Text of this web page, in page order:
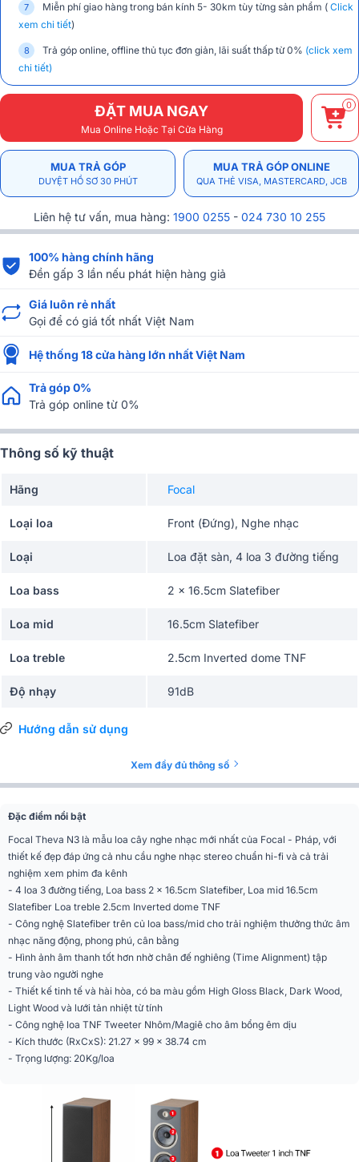
Miễn phí giao hàng trong bán kính 5- 30km tùy từng sản phẩm ( Click
xem chi tiết)
Trả góp online, offline thủ tục đơn giản, lãi suất thấp từ 0% (click xem
chi tiết)
ĐẶT MUA NGAY
Mua Online Hoặc Tại Cửa Hàng
0
MUA TRẢ GÓP
DUYỆT HỒ SƠ 30 PHÚT
MUA TRẢ GÓP ONLINE
QUA THẺ VISA, MASTERCARD, JCB
Liên hệ tư vấn, mua hàng: 1900 0255 - 024 730 10 255
100% hàng chính hãng
Đền gấp 3 lần nếu phát hiện hàng giả
Giá luôn rẻ nhất
Gọi để có giá tốt nhất Việt Nam
Hệ thống 18 cửa hàng lớn nhất Việt Nam
Trả góp 0%
Trả góp online từ 0%
Thông số kỹ thuật
Hãng Focal
Loại loa Front (Đứng), Nghe nhạc
Loại Loa đặt sàn, 4 loa 3 đường tiếng
Loa bass 2 x 16.5cm Slatefiber
Loa mid 16.5cm Slatefiber
Loa treble 2.5cm Inverted dome TNF
Độ nhạy 91dB
Băng thông
39Hz
Trở kháng danh nghĩa 8Ω
Trở kháng tối thiểu
Công suất Amp
khuyến nghị
Tần số chéo 270Hz / 2700 Hz
Kích thước (WxCxD) 21.27 x 99 x 38.74 cm
Trọng lượng tịnh (có
lưới tản nhiệt)
20Kg/loa
Màu sắc
High Gloss Black (màu đen), Dark
Wood (gỗ sồi đậm) và Light
Hướng dẫn sử dụng
Xem đầy đủ thông số
Đặc điểm nổi bật
Focal Theva N3 là mẫu loa cây nghe nhạc mới nhất của Focal - Pháp, với
thiết kế đẹp đáp ứng cả nhu cầu nghe nhạc stereo chuẩn hi-fi và cả trải
nghiệm xem phim đa kênh
- 4 loa 3 đường tiếng, Loa bass 2 x 16.5cm Slatefiber, Loa mid 16.5cm
Slatefiber Loa treble 2.5cm Inverted dome TNF
- Công nghệ Slatefiber trên củ loa bass/mid cho trải nghiệm thưởng thức âm
nhạc năng động, phong phú, cân bằng
- Hình ảnh âm thanh tốt hơn nhờ chân đế nghiêng (Time Alignment) tập
trung vào người nghe
- Thiết kế tinh tế và hài hòa, có ba màu gồm High Gloss Black, Dark Wood,
Light Wood và lưới tản nhiệt từ tính
- Công nghệ loa TNF Tweeter Nhôm/Magiê cho âm bổng êm dịu
- Kích thước (RxCxS): 21.27 x 99 x 38.74 cm
- Trọng lượng: 20Kg/loa